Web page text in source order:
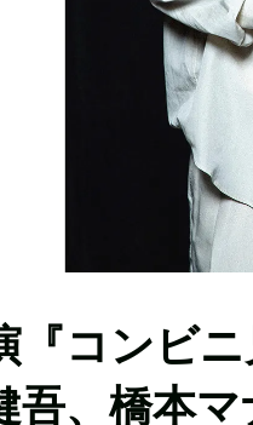
『コンビ
吾、橋本